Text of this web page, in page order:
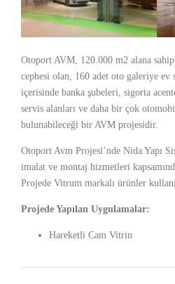
Otoport AVM, 120.000 m2 alana
cephesi olan, 160 adet oto galeriye ev
içerisinde banka şubeleri, sigorta
servis alanları ve daha bir çok
bulunabileceği bir AVM projesidir.
Otoport Avm Projesi’nde Nida Yapı
imalat ve montaj hizmetleri
Projede Vitrum markalı ürünler
Projede Yapılan Uygulamalar:
Hareketli Cam Vitrin